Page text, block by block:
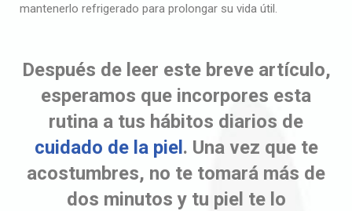
mantenerlo refrigerado para prolongar su vida útil.
Después de leer este breve artículo,
esperamos que incorpores esta
rutina a tus hábitos diarios de
cuidado de la piel. Una vez que te
acostumbres, no te tomará más de
dos minutos y tu piel te lo